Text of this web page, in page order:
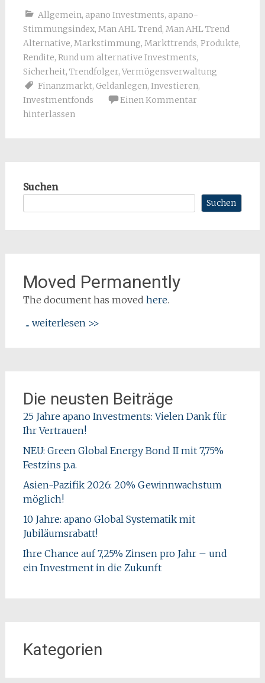
Allgemein, apano Investments, apano-
Stimmungsindex, Man AHL Trend, Man AHL Trend
Alternative, Markstimmung, Markttrends, Produkte,
Rendite, Rund um alternative Investments,
Sicherheit, Trendfolger, Vermögensverwaltung
Finanzmarkt, Geldanlegen, Investieren,
Investmentfonds
Einen Kommentar
hinterlassen
Suchen
Suchen
Moved Permanently
The document has moved here.
... weiterlesen >>
Die neusten Beiträge
25 Jahre apano Investments: Vielen Dank für
Ihr Vertrauen!
NEU: Green Global Energy Bond II mit 7,75%
Festzins p.a.
Asien-Pazifik 2026: 20% Gewinnwachstum
möglich!
10 Jahre: apano Global Systematik mit
Jubiläumsrabatt!
Ihre Chance auf 7,25% Zinsen pro Jahr – und
ein Investment in die Zukunft
Kategorien